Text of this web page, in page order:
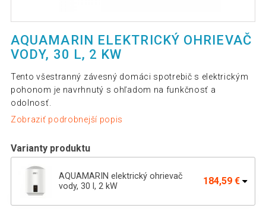
AQUAMARIN ELEKTRICKÝ OHRIEVAČ
VODY, 30 L, 2 KW
Tento všestranný závesný domáci spotrebič s elektrickým
pohonom je navrhnutý s ohľadom na funkčnosť a
odolnosť.
Zobraziť podrobnejší popis
Varianty produktu
AQUAMARIN elektrický ohrievač
vody, 30 l, 2 kW
184,59 €